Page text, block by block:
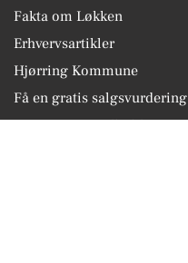
Fakta om Løkken
Erhvervsartikler
Hjørring Kommune
Få en gratis salgsvurdering
Sponsoreret indhold